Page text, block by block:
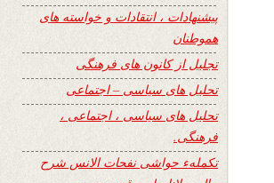
پیشنهادات ، انتقادات و خواسته های
هموطنان
تجلیل از کانون های فرهنگی
تحلیل های سیاسی – اجتماعی
تحلیل های سیاسی ، اجتماعی ،
فرهنگی.
تکملهء حواشی نفحات الانس شرح